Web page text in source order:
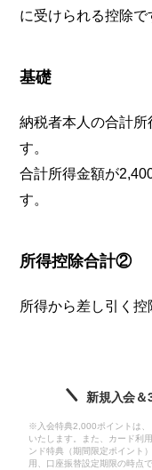
に受けられる控除で
基礎
納税者本人の合計
す。
合計所得金額が
す。
所得控除合計②
所得から差し引く控
新規入会＆
※入会特典2,000ポイントは、
いたします。また、カード利
ンド特典（期間限定ポイント
用、口座振替設定期限の時点